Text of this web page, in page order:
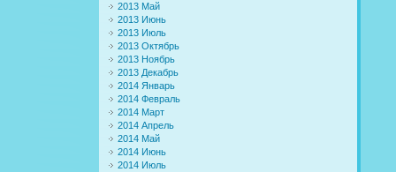
2013 Май
2013 Июнь
2013 Июль
2013 Октябрь
2013 Ноябрь
2013 Декабрь
2014 Январь
2014 Февраль
2014 Март
2014 Апрель
2014 Май
2014 Июнь
2014 Июль